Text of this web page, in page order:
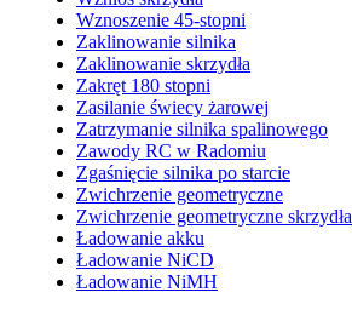
Wznoszenie 45-stopni
Zaklinowanie silnika
Zaklinowanie skrzydła
Zakręt 180 stopni
Zasilanie świecy żarowej
Zatrzymanie silnika spalinowego
Zawody RC w Radomiu
Zgaśnięcie silnika po starcie
Zwichrzenie geometryczne
Zwichrzenie geometryczne skrzydła
Ładowanie akku
Ładowanie NiCD
Ładowanie NiMH